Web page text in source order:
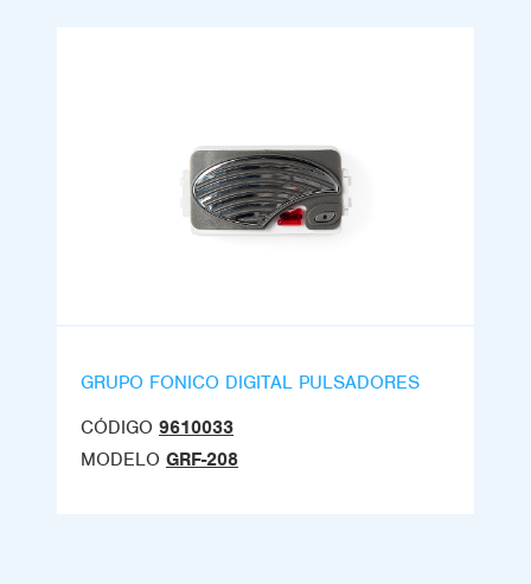
GRUPO FONICO DIGITAL PULSADORES
CÓDIGO 9610033
MODELO GRF-208